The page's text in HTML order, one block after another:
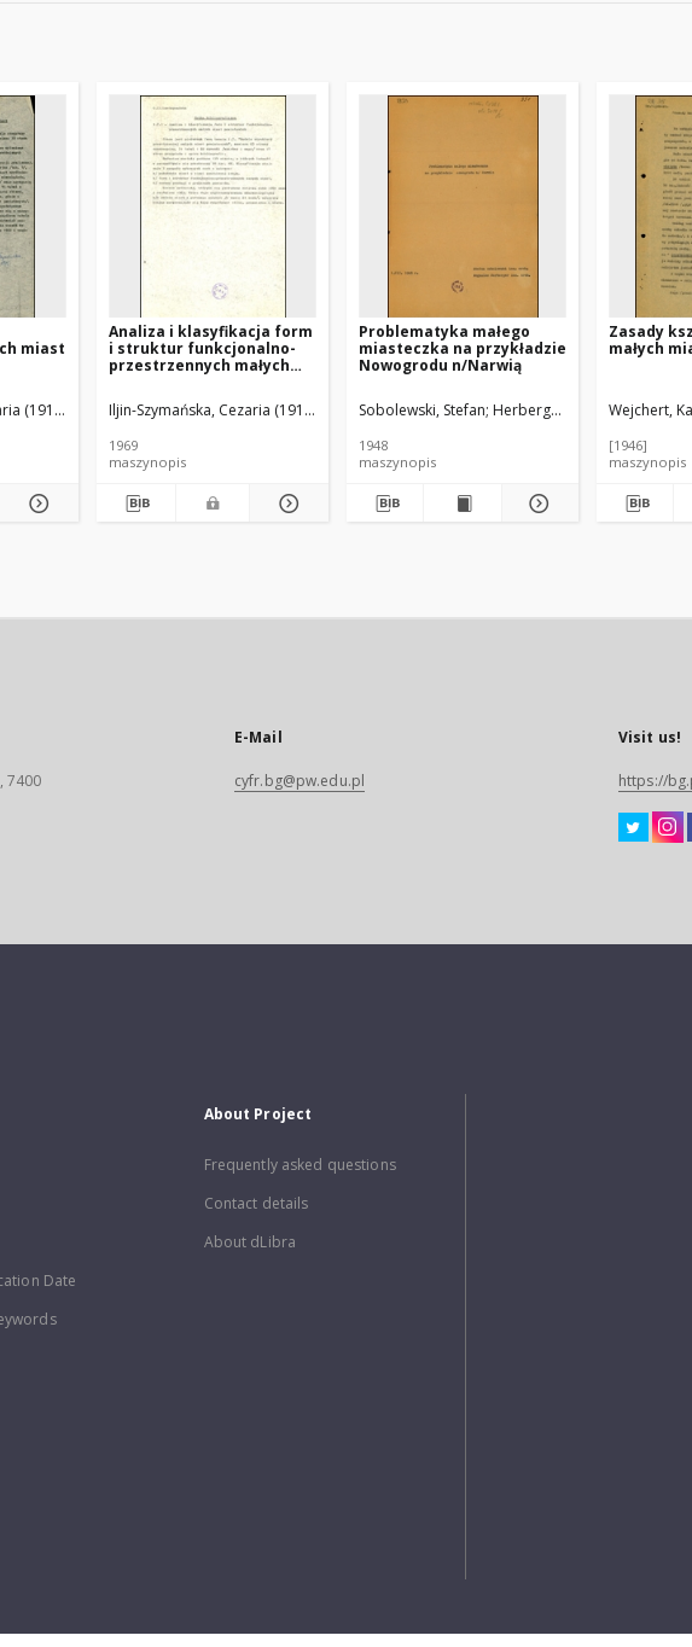
miast
(1916-2007).
Analiza i klasyfikacja form
i struktur funkcjonalno-
przestrzennych małych
Iljin-Szymańska, Cezaria (1916-2007).
1969
maszynopis
Problematyka małego
miasteczka na przykładzie
Nowogrodu n/Narwią
Sobolewski, Stefan Herberger, Bogusław
1948
maszynopis
Zasady
małych
Wejchert,
[1946]
maszynopis
7400
E-Mail
cyfr.bg@pw.edu.pl
Visit us!
https://
Date
About Project
Frequently asked questions
Contact details
About dLibra